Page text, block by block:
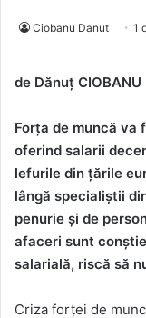
Ciobanu Danut 1
de Dănuț CIOBANU
Forța de muncă va
oferind salarii
lefurile din țările
lângă specialiștii
penurie și de
afaceri sunt
salarială, riscă să
Criza forței de